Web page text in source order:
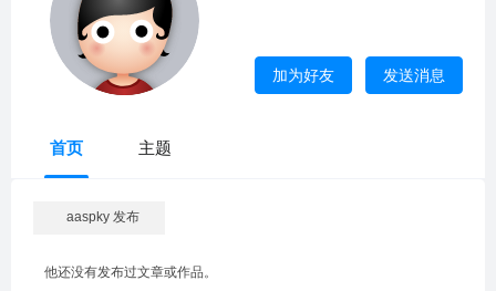
这里显示的是设置的“自我介绍”
上次活动2026-7-8 14:22
加为好友 发送消息
首页 主题
aaspky 发布
他还没有发布过文章或作品。